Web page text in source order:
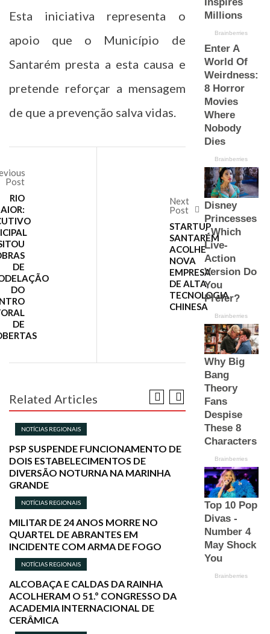
Esta iniciativa representa o
apoio que o Município de
Santarém presta a esta causa e
pretende reforçar a mensagem
de que a prevenção salva vidas.
Post
RIO
DE
DO
DE
Next
Post
STARTUP
SANTARÉM
ACOLHE
NOVA
EMPRESA
DE ALTA
TECNOLOGIA
CHINESA
Related Articles
NOTÍCIAS REGIONAIS
PSP SUSPENDE FUNCIONAMENTO DE
DOIS ESTABELECIMENTOS DE
DIVERSÃO NOTURNA NA MARINHA
GRANDE
NOTÍCIAS REGIONAIS
MILITAR DE 24 ANOS MORRE NO
QUARTEL DE ABRANTES EM
INCIDENTE COM ARMA DE FOGO
NOTÍCIAS REGIONAIS
ALCOBAÇA E CALDAS DA RAINHA
ACOLHERAM O 51.º CONGRESSO DA
ACADEMIA INTERNACIONAL DE
CERÂMICA